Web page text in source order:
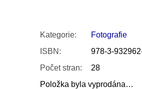
Kategorie:
Fotografie
ISBN :
978-3-
Počet stran:
28
Položka byla vyprodána…